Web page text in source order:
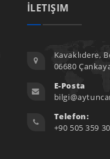
İLETIŞIM
Kavaklıdere,
06680
E-Posta
Telefon:
+90 505 359